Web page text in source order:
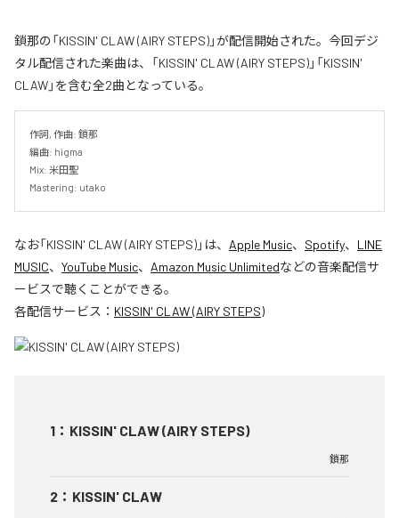
鎖那の「KISSIN' CLAW (AIRY STEPS)」が配信開始された。今回デジ
タル配信された楽曲は、「KISSIN' CLAW (AIRY STEPS)」「KISSIN'
CLAW」を含む全2曲となっている。
作詞, 作曲: 鎖那
編曲: higma
Mix: 米田聖
Mastering: utako
なお「KISSIN' CLAW (AIRY STEPS)」は、 Apple Music、 Spotify、 LINE
MUSIC、 YouTube Music、 Amazon Music Unlimitedなどの音楽配信サ
ービスで聴くことができる。
各配信サービス： KISSIN' CLAW (AIRY STEPS)
1 ： KISSIN' CLAW (AIRY STEPS)
鎖那
2 ： KISSIN' CLAW